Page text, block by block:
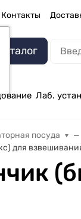
Контакты
Каталог
Лаб.
посуда
для